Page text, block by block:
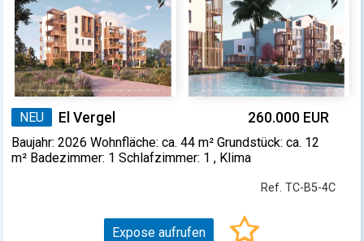
NEU El Vergel 260.000 EUR
Baujahr: 2026 Wohnfläche: ca. 44 m² Grundstück: ca. 12
m² Badezimmer: 1 Schlafzimmer: 1 , Klima
Ref. TC-B5-4C
Expose aufrufen